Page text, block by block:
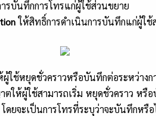
รบันทึกการโทรแก่ผู้ใช้ส่วนขยาย
ให้สิทธิ์การดำเนินการบันทึกแก่ผู้ใช้
ใช้หยุดชั่วคราวหรือบันทึกต่อระหว่าง
ตให้ผู้ใช้สามารถเริ่ม หยุดชั่วคราว หรือ
ดยจะเป็นการโทรที่ระบุว่าจะบันทึกหรือ